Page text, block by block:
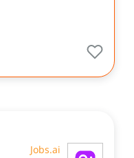
Jobs.ai